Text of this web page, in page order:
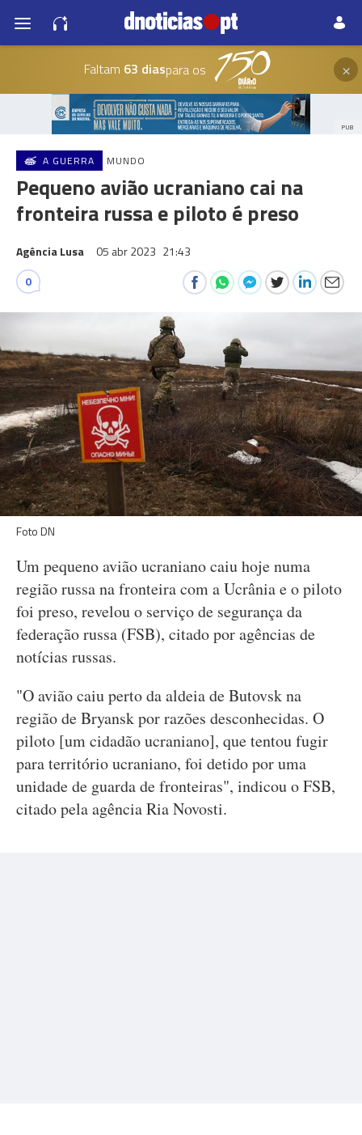
Faltam 63 diaspara os ×
PUB
A GUERRA MUNDO
Pequeno avião ucraniano cai na
fronteira russa e piloto é preso
Agência Lusa 05 abr 2023 21:43
0
Foto DN
Um pequeno avião ucraniano caiu hoje numa
região russa na fronteira com a Ucrânia e o piloto
foi preso, revelou o serviço de segurança da
federação russa (FSB), citado por agências de
notícias russas.
"O avião caiu perto da aldeia de Butovsk na
região de Bryansk por razões desconhecidas. O
piloto [um cidadão ucraniano], que tentou fugir
para território ucraniano, foi detido por uma
unidade de guarda de fronteiras", indicou o FSB,
citado pela agência Ria Novosti.